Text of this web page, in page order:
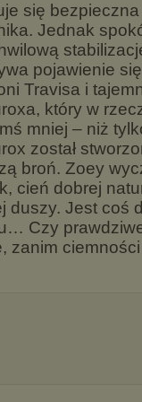
się
Jednak
pojawienie
Travisa i
który w
mniej – niż
został
broń. Zoey
cień dobrej
duszy. Jest coś
Czy
zanim